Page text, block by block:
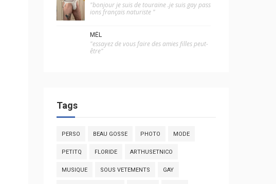
"bonjour je suis de touraine .je suis gay pass
ions français naturiste "
MÉL
"essayez de vous faire des amies filles peut-
être"
Tags
PERSO BEAU GOSSE PHOTO MODE
PETITQ FLORIDE ARTHUSETNICO
MUSIQUE SOUS VETEMENTS GAY